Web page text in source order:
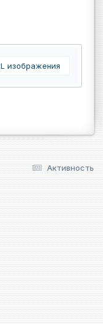
изображения
Активность